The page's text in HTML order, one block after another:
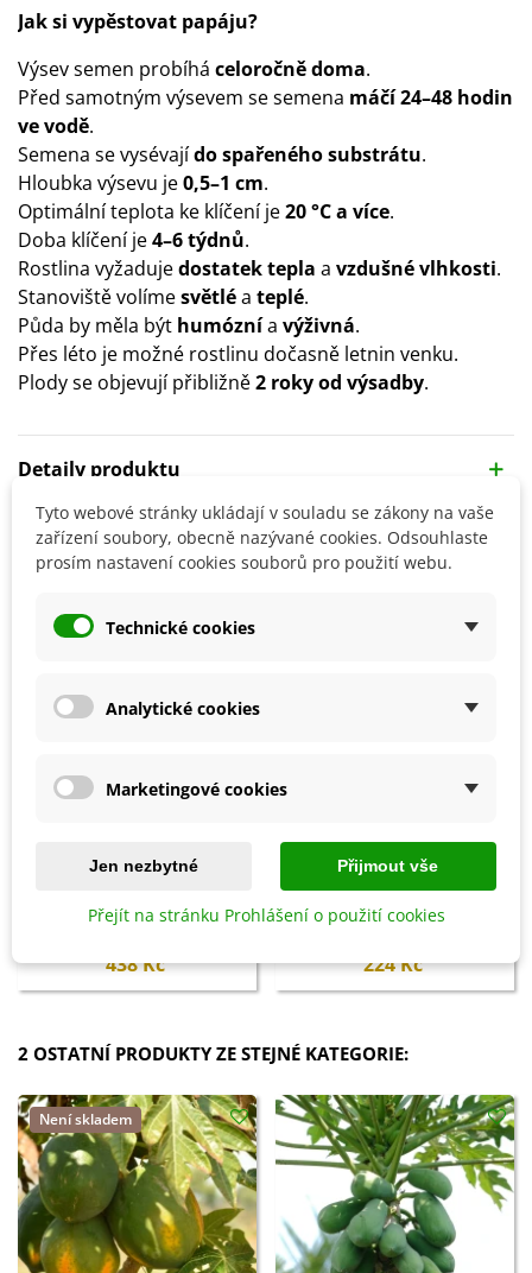
Jak si vypěstovat papáju?
Výsev semen probíhá celoročně doma.
Před samotným výsevem se semena máčí 24–48 hodin
ve vodě.
Semena se vysévajído spařeného substrátu.
Hloubka výsevu je0,5–1 cm.
Optimální teplota ke klíčení je20 °C a více.
Doba klíčení je4–6 týdnů.
Rostlina vyžadujedostatek tepla a vzdušné vlhkosti.
Stanoviště volímesvětléa teplé.
Půda by měla být humóznía výživná.
Přes léto je možné rostlinu dočasně letnin venku.
Plody se objevují přibližně2 roky od výsadby.
Detaily produktu
SOUVISEJÍCÍ PRODUKTY
Přidat do košíku
Ptačí budka zelená Beach Hut
Curacao - 1 ks
438 Kč
Přidat do košíku
Lopatka na výsev semen -
224 Kč
2 OSTATNÍ PRODUKTY ZE STEJNÉ KATEGORIE:
Není skladem
Tyto webové stránky ukládají v souladu se zákony na vaše
zařízení soubory, obecně nazývané cookies. Odsouhlaste
prosím nastavení cookies souborů pro použití webu.
Technické cookies
Analytické cookies
Marketingové cookies
Jen nezbytné Přijmout vše
Přejít na stránku Prohlášení o použití cookies